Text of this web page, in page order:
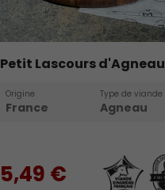
Petit Lascours d'Agneau
Origine
France
Type de viande
Agneau
5,49 €